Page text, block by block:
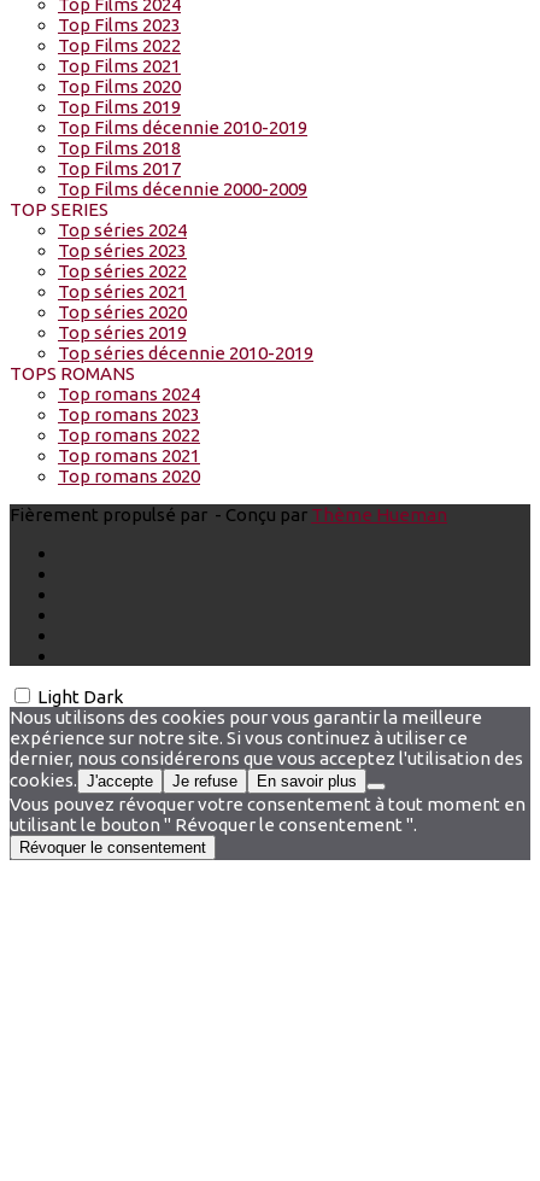
Top Films 2023
Top Films 2022
Top Films 2021
Top Films 2020
Top Films 2019
Top Films décennie 2010-2019
Top Films 2018
Top Films 2017
Top Films décennie 2000-2009
TOP SERIES
Top séries 2024
Top séries 2023
Top séries 2022
Top séries 2021
Top séries 2020
Top séries 2019
Top séries décennie 2010-2019
TOPS ROMANS
Top romans 2024
Top romans 2023
Top romans 2022
Top romans 2021
Top romans 2020
Fièrement propulsé par - Conçu par Thème Hueman
Light Dark
Nous utilisons des cookies pour vous garantir la meilleure
expérience sur notre site. Si vous continuez à utiliser ce
dernier, nous considérerons que vous acceptez l'utilisation des
cookies. J'accepte Je refuse En savoir plus
Vous pouvez révoquer votre consentement à tout moment en
utilisant le bouton " Révoquer le consentement ".
Révoquer le consentement